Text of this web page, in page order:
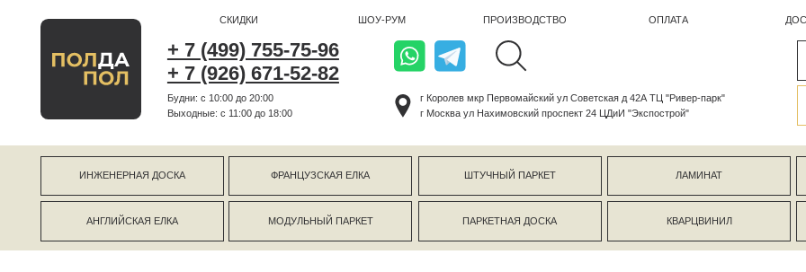
+ 7 (499) 755-75-96
+ 7 (926) 671-52-82
СКИДКИ ШОУ-РУМ ПРОИЗВОДСТВО
Будни: с 10:00 до 20:00
Выходные: c 11:00 до 18:00
г Москва ул Нахимовский проспект 24 ЦДиИ "Экспострой"
ИНЖЕНЕРНАЯ ДОСКА
АНГЛИЙСКАЯ ЕЛКА
ФРАНЦУЗСКАЯ ЕЛКА
ПАРКЕТНАЯ ДОСКА
МОДУЛЬНЫЙ ПАРКЕТ
ШТУЧНЫЙ ПАРКЕТ
КВАРЦВИНИЛ СТЕНОВЫЕ
ЛАМИНАТ